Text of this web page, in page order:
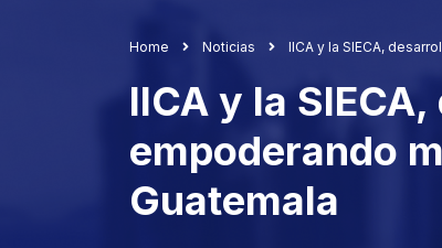
Home Noticias IICA y la SIECA,
IICA y la
empoderando
Guatemala